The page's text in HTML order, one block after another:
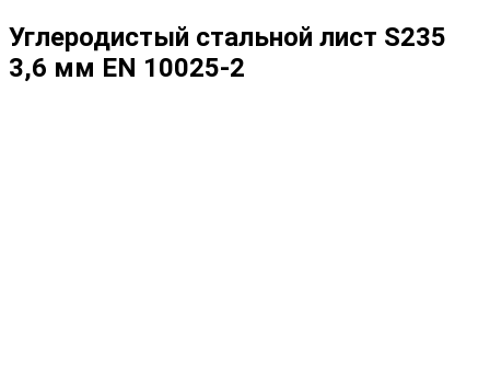
Углеродистый стальной лист S235
3,6 мм EN 10025-2